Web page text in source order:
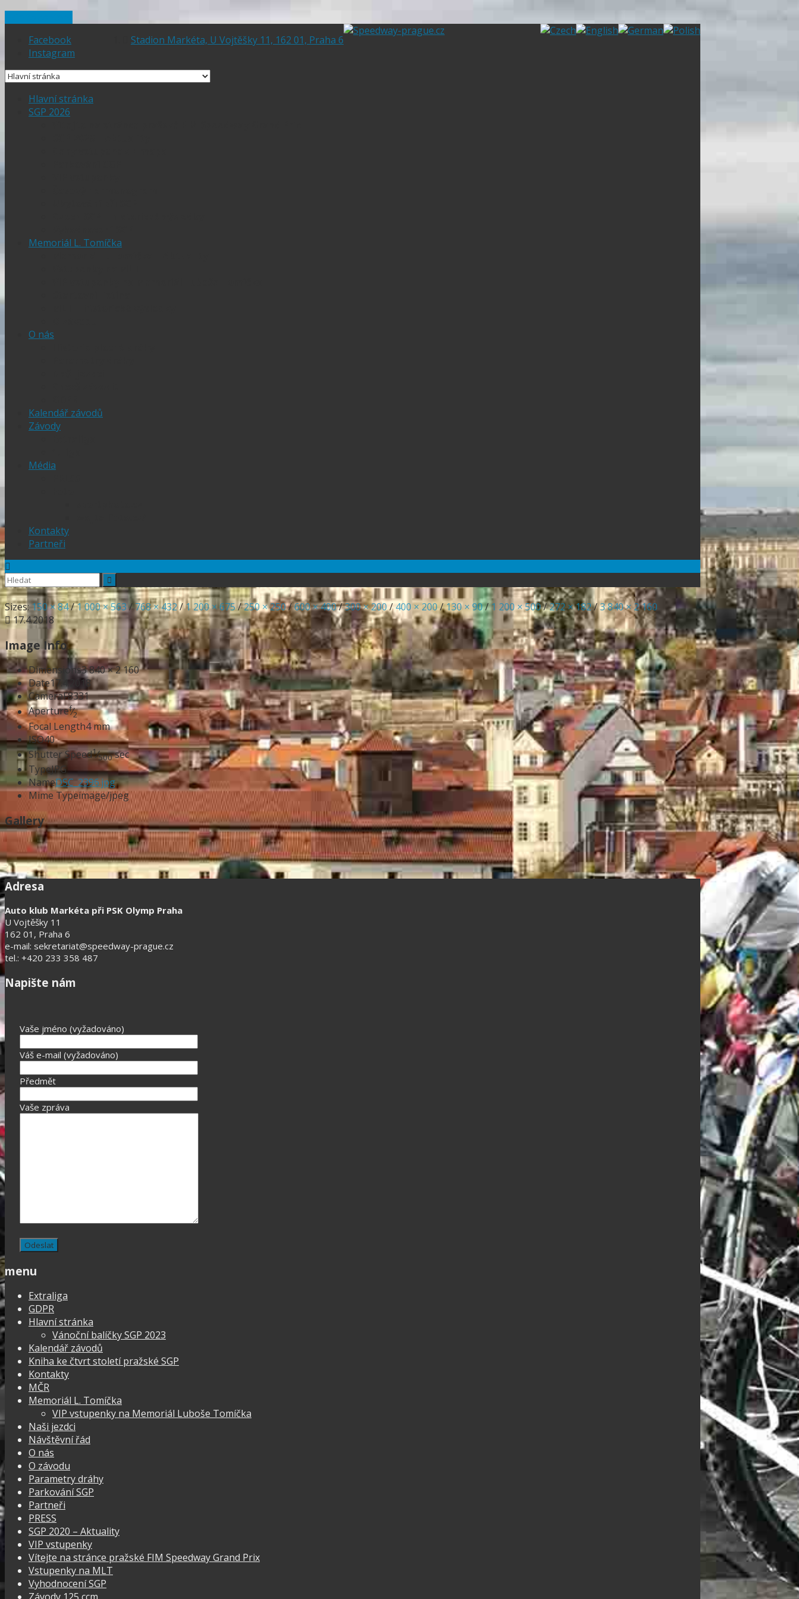
Facebook
Instagram
Stadion Markéta, U Vojtěšky 11, 162 01, Praha 6
Hlavní stránka
SGP 2026
Memoriál L. Tomíčka
O nás
Kalendář závodů
Závody
Média
Kontakty
Partneři
Sizes:150 × 84/1 000 × 563/ 768 × 432 /1 200 × 675/250 × 250/600 × 400/300 × 200/ 400 × 200/130 × 90/1 200 × 500/272 × 182/3 840 × 2 160
17.4.2018
Image Info
Dimensions3 840 × 2 160
Date17.4.2018
CameraF8331
Aperturef⁄2
Focal Length4 mm
ISO40
Shutter Speed1⁄500sec
TypeJPG
NameDSC_2396.jpg
Mime Typeimage/jpeg
Gallery
Adresa
Auto klub Markéta při PSK Olymp Praha
U Vojtěšky 11
162 01, Praha 6
e-mail: sekretariat@speedway-prague.cz
tel.: +420 233 358 487
Napište nám
Vaše jméno (vyžadováno)
Váš e-mail (vyžadováno)
Předmět
Vaše zpráva
menu
Extraliga
GDPR
Hlavní stránka
Vánoční balíčky SGP 2023
Kalendář závodů
Kniha ke čtvrt století pražské SGP
Kontakty
MČR
Memoriál L. Tomíčka
VIP vstupenky na Memoriál Luboše Tomíčka
Naši jezdci
Návštěvní řád
O nás
O závodu
Parametry dráhy
Parkování SGP
Partneři
PRESS
SGP 2020 – Aktuality
VIP vstupenky
Vítejte na stránce pražské FIM Speedway Grand Prix
Vstupenky na MLT
Vyhodnocení SGP